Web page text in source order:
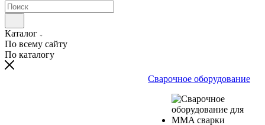
Каталог
По всему сайту
По каталогу
Сварочное оборудование